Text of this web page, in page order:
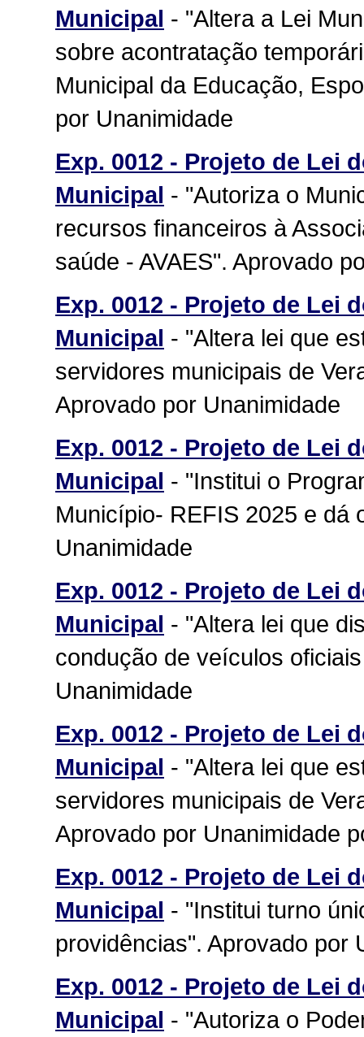
Municipal - "Altera a Lei
sobre acontratação
Municipal da Educação,
por Unanimidade
Exp. 0012 - Projeto de Lei
Municipal - "Autoriza o
recursos financeiros à
saúde - AVAES". Aprovado
Exp. 0012 - Projeto de Lei
Municipal - "Altera lei que
servidores municipais de
Aprovado por Unanimidade
Exp. 0012 - Projeto de Lei
Municipal - "Institui o
Município- REFIS 2025 e dá
Unanimidade
Exp. 0012 - Projeto de Lei
Municipal - "Altera lei que
condução de veículos
Unanimidade
Exp. 0012 - Projeto de Lei
Municipal - "Altera lei que
servidores municipais de
Aprovado por Unanimidade
Exp. 0012 - Projeto de Lei
Municipal - "Institui turno
providências". Aprovado por
Exp. 0012 - Projeto de Lei
Municipal - "Autoriza o